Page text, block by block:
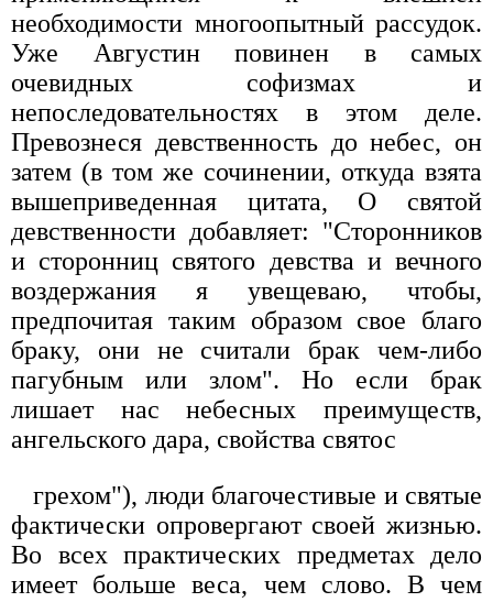
необходимости многоопытный рассудок.
Уже Августин повинен в самых
очевидных софизмах и
непоследовательностях в этом деле.
Превознеся девственность до небес, он
затем (в том же сочинении, откуда взята
вышеприведенная цитата, О святой
девственности добавляет: "Сторонников
и сторонниц святого девства и вечного
воздержания я увещеваю, чтобы,
предпочитая таким образом свое благо
браку, они не считали брак чем-либо
пагубным или злом". Но если брак
лишает нас небесных преимуществ,
ангельского дара, свойства святос
грехом"), люди благочестивые и святые
фактически опровергают своей жизнью.
Во всех практических предметах дело
имеет больше веса, чем слово. В чем